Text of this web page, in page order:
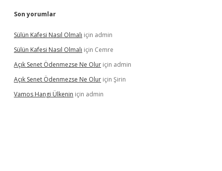
Son yorumlar
Sülün Kafesi Nasıl Olmalı için admin
Sülün Kafesi Nasıl Olmalı için Cemre
Açık Senet Ödenmezse Ne Olur için admin
Açık Senet Ödenmezse Ne Olur için Şirin
Vamos Hangi Ülkenin için admin